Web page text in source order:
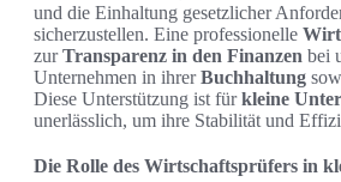
und die Einhaltung gesetzlicher
sicherzustellen. Eine professionelle
zurTransparenz in den Finanzen bei
Unternehmen in ihrerBuchhaltung
Diese Unterstützung ist fürkleine
unerlässlich, um ihre Stabilität und
Die Rolle des Wirtschaftsprüfers in